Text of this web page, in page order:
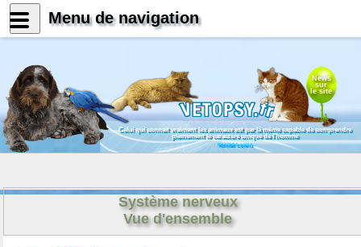
News
sur
le site
Celui qui connait vraiment les animaux est par là même capable de comprendre
pleinement le caractère unique de l'homme
Konrad Lorenz
Système nerveux
Vue d'ensemble
Menu de navigation